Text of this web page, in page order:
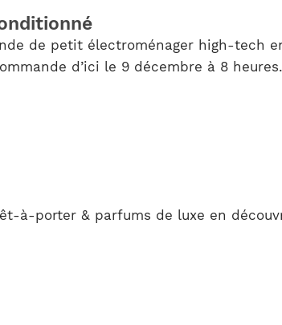
de petit électroménager high-tech
d’ici le 9 décembre à 8
à-porter & parfums de luxe en